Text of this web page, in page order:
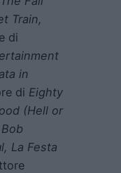
Train,
di
in
di Eighty
(Hell or
Bob
La Festa